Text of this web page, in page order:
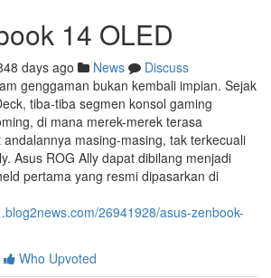
14 OLED
days ago News
Discuss
genggaman bukan kembali impian. Sejak
tiba-tiba segmen konsol gaming
di mana merek-merek terasa
masing-masing, tak terkecuali
Asus ROG Ally dapat dibilang menjadi
pertama yang resmi dipasarkan di
26941928/asus-zenbook-
Who Upvoted